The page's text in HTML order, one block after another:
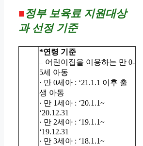
■정부 보육료 지원대상
과 선정 기준
*연령 기준
– 어린이집을 이용하는 만 0-
5세 아동
· 만 0세아 : ‘21.1.1 이후 출
생 아동
· 만 1세아 : ‘20.1.1~
‘20.12.31
· 만 2세아 : ‘19.1.1~
‘19.12.31
· 만 3세아 : ‘18.1.1~